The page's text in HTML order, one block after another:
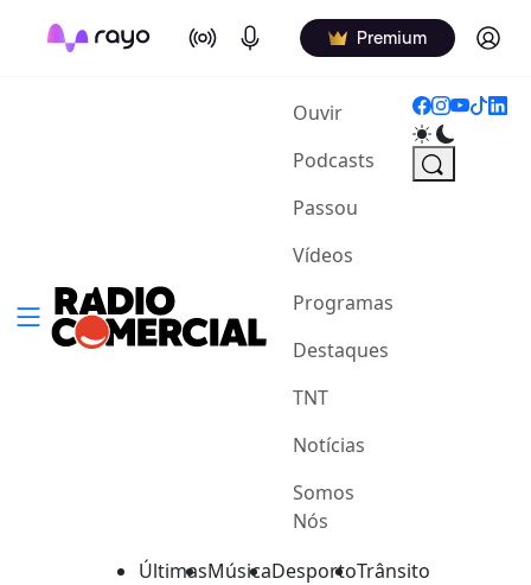
On Air Podcasts Premium Log in
Ouvir(current)
Podcasts
Passou
Vídeos
Programas
Destaques
TNT
Notícias
Somos
Nós
ÚltimasMúsicaDesportoTrânsito